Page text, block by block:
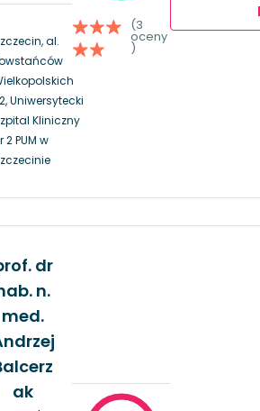
al.
Uniwersytecki
Kliniczny
2 PUM w
(3
oceny
)
dr
n.
med.
ak